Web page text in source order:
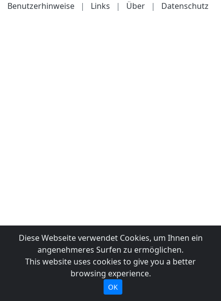
Benutzerhinweise
| Links | Über | Datenschutz
Diese Webseite verwendet Cookies, um Ihnen ein
angenehmeres Surfen zu ermöglichen.
This website uses cookies to give you a better
browsing experience.
OK